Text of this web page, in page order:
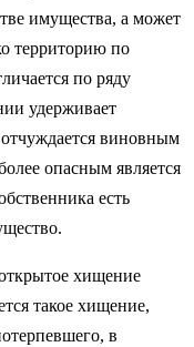
имущества, а может
территорию по
по ряду
удерживает
виновным
опасным является
есть
хищение
такое хищение,
в